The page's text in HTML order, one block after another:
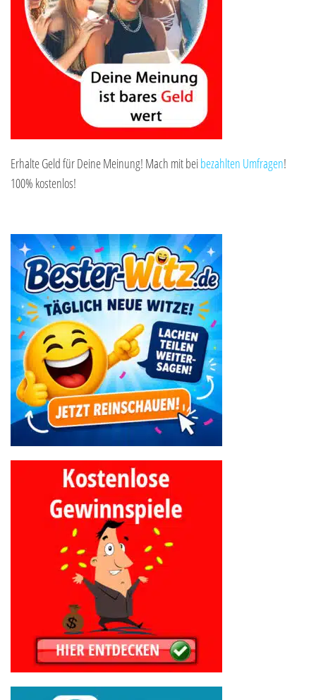
Erhalte Geld für Deine Meinung! Mach mit beibezahlten Umfragen!
100% kostenlos!